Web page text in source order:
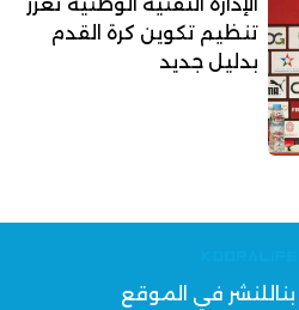
تنظيم تكوين كرة القدم
بدليل جديد
للنشر في الموقع